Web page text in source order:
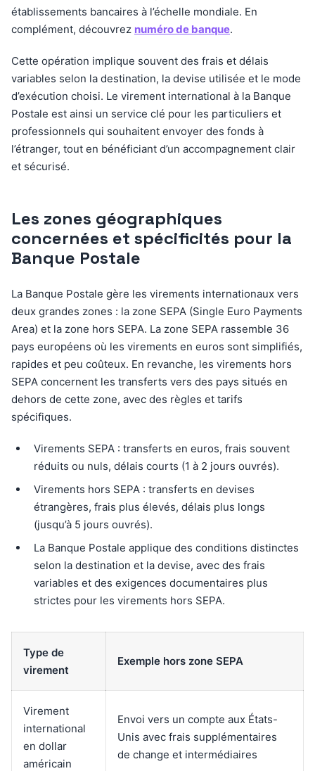
établissements bancaires à l’échelle mondiale. En
complément, découvrez numéro de banque.
Cette opération implique souvent des frais et délais
variables selon la destination, la devise utilisée et le mode
d’exécution choisi. Le virement international à la Banque
Postale est ainsi un service clé pour les particuliers et
professionnels qui souhaitent envoyer des fonds à
l’étranger, tout en bénéficiant d’un accompagnement clair
et sécurisé.
Les zones géographiques
concernées et spécificités pour la
Banque Postale
La Banque Postale gère les virements internationaux vers
deux grandes zones : la zone SEPA (Single Euro Payments
Area) et la zone hors SEPA. La zone SEPA rassemble 36
pays européens où les virements en euros sont simplifiés,
rapides et peu coûteux. En revanche, les virements hors
SEPA concernent les transferts vers des pays situés en
dehors de cette zone, avec des règles et tarifs
spécifiques.
Virements SEPA : transferts en euros, frais souvent
réduits ou nuls, délais courts (1 à 2 jours ouvrés).
Virements hors SEPA : transferts en devises
étrangères, frais plus élevés, délais plus longs
(jusqu’à 5 jours ouvrés).
La Banque Postale applique des conditions distinctes
selon la destination et la devise, avec des frais
variables et des exigences documentaires plus
strictes pour les virements hors SEPA.
Type de
virement
Exemple hors zone SEPA
Virement
international
en dollar
américain
Envoi vers un compte aux États-
Unis avec frais supplémentaires
de change et intermédiaires